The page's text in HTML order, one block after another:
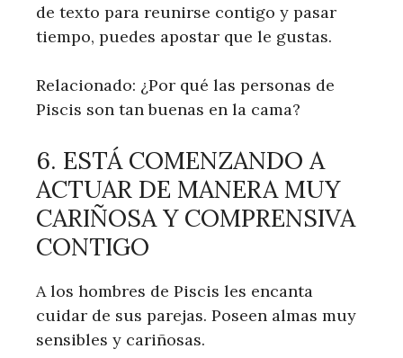
de texto para reunirse contigo y pasar
tiempo, puedes apostar que le gustas.
Relacionado: ¿Por qué las personas de
Piscis son tan buenas en la cama?
6. ESTÁ COMENZANDO A
ACTUAR DE MANERA MUY
CARIÑOSA Y COMPRENSIVA
CONTIGO
A los hombres de Piscis les encanta
cuidar de sus parejas. Poseen almas muy
sensibles y cariñosas.